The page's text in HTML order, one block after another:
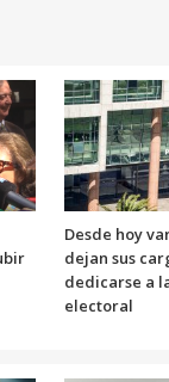
Desde hoy
dejan sus
dedicarse a
electoral